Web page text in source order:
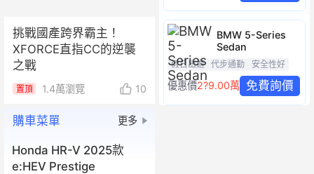
挑戰國產跨界霸主！
XFORCE直指CC的逆襲
之戰
置頂 1.4萬瀏覽 10
購車菜單 更多
Honda HR-V 2025款
e:HEV Prestige
BMW 5-Series
Sedan
假日出遊 代步通勤 安全性好
優惠價2?9.00萬 免費詢價